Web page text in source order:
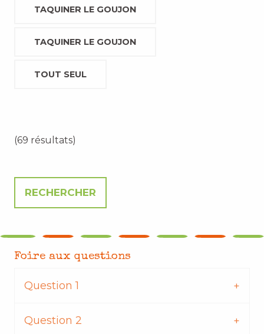
TAQUINER LE GOUJON
TAQUINER LE GOUJON
TOUT SEUL
(69 résultats)
Foire aux questions
Question 1
Question 2